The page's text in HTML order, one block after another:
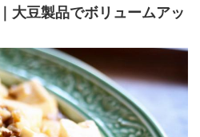
大豆製品でボリュームアッ